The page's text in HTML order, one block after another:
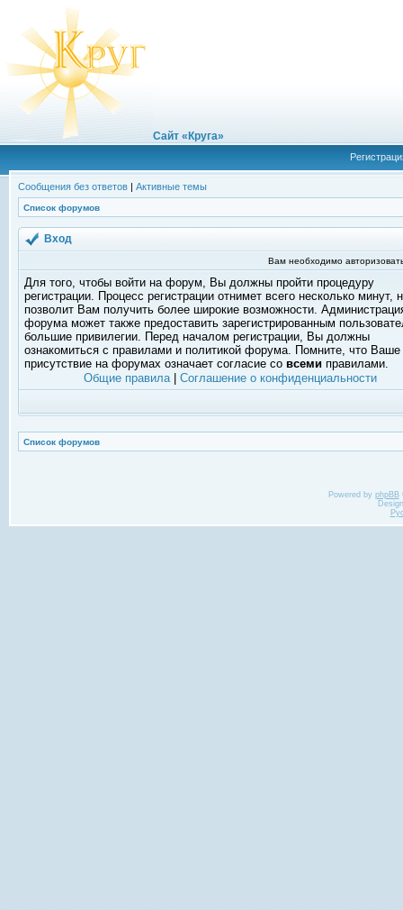
Сайт «Круга»
Сообщения без ответов | Активные темы
Список форумов
Вход
Вам необходимо
Для того, чтобы войти на форум, Вы должны пройти процедуру
регистрации. Процесс регистрации отнимет всего несколько минут,
позволит Вам получить более широкие возможности.
форума может также предоставить зарегистрированным
большие привилегии. Перед началом регистрации, Вы должны
ознакомиться с правилами и политикой форума. Помните, что Ваше
присутствие на форумах означает согласие со всеми правилами.
Общие правила| Соглашение о конфиденциальности
Список форумов
Powered by phpBB